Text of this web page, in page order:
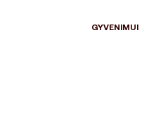
GYVENIMUI